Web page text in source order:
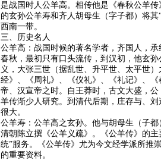
是战国时人公羊高。相传他是《春秋公羊
的玄孙公羊寿和齐人胡母生（字子都）将
西南一带。
三、历史名人
公羊高：战国时候的著名学者，齐国人，
春秋，最初只有口头流传，到汉初，他玄
义，大张三世（据乱世、升平世、太平世
经》、《周礼》、《仪礼》、《礼记》、
帝、汉宣帝之时。自王莽时，古文大盛，公
羊传渐少人研究。到清代后期，庄存与、
很大。
公羊寿：公羊高之玄孙。他与胡母生（子
清朝陈立撰《公羊义疏》。《公羊传》的
统”服务。《公羊传》尤为今文经学派所推
的重要资料。